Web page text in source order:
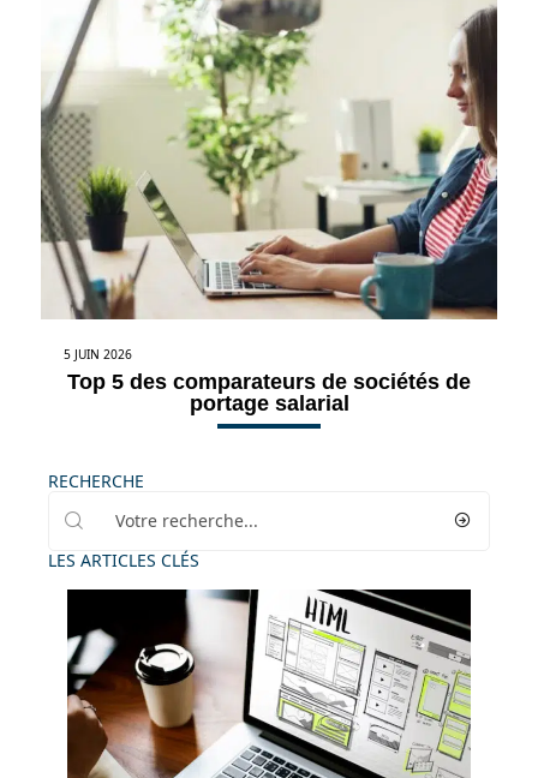
5 JUIN 2026
Top 5 des comparateurs de sociétés de
portage salarial
RECHERCHE
LES ARTICLES CLÉS